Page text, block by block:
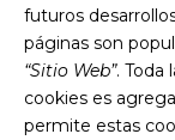
futuros
páginas son
“Sitio Web”. Toda
cookies es
permite estas